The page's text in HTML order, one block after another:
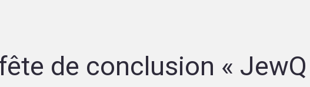
de conclusion «